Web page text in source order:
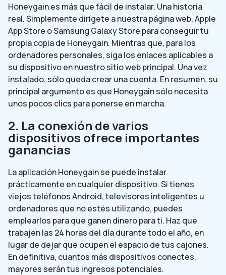
Honeygain es más que fácil de instalar. Una historia
real. Simplemente dirígete a nuestra página web, Apple
App Store o Samsung Galaxy Store para conseguir tu
propia copia de Honeygain. Mientras que, para los
ordenadores personales, siga los enlaces aplicables a
su dispositivo en nuestro sitio web principal. Una vez
instalado, sólo queda crear una cuenta. En resumen, su
principal argumento es que Honeygain sólo necesita
unos pocos clics para ponerse en marcha.
2. La conexión de varios
dispositivos ofrece importantes
ganancias
La aplicación Honeygain se puede instalar
prácticamente en cualquier dispositivo. Si tienes
viejos teléfonos Android, televisores inteligentes u
ordenadores que no estés utilizando, puedes
emplearlos para que ganen dinero para ti. Haz que
trabajen las 24 horas del día durante todo el año, en
lugar de dejar que ocupen el espacio de tus cajones.
En definitiva, cuantos más dispositivos conectes,
mayores serán tus ingresos potenciales.